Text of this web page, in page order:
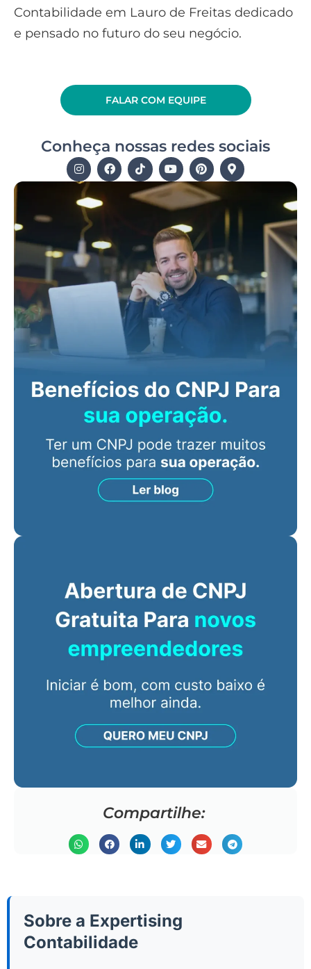
Contabilidade em Lauro de Freitas dedicado
e pensado no futuro do seu negócio.
FALAR COM EQUIPE
Conheça nossas redes sociais
Compartilhe:
Sobre a Expertising
Contabilidade